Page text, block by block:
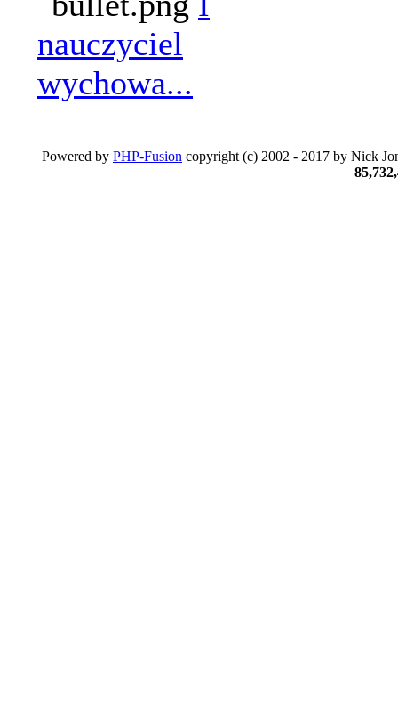
nauczyciel
wychowa...
Powered by PHP-Fusion copyright (c) 2002 - 2017 by Nick